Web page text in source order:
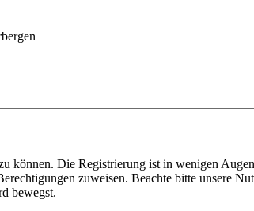
können. Die Registrierung ist in wenigen
zuweisen. Beachte bitte unsere
bewegst.